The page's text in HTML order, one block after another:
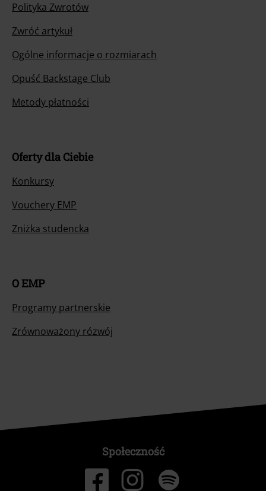
Polityka Zwrotów
Zwróć artykuł
Ogólne informacje o rozmiarach
Opuść Backstage Club
Metody płatności
Oferty dla Ciebie
Konkursy
Vouchery EMP
Zniżka studencka
O EMP
Programy partnerskie
Zrównoważony rózwój
Społeczność